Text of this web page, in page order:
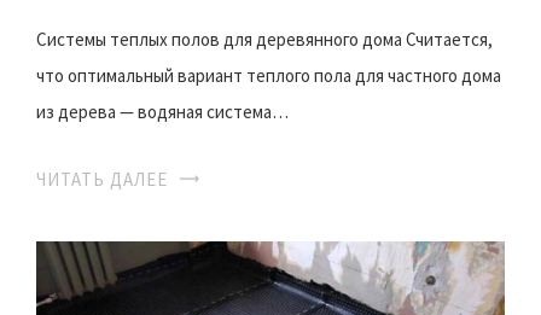
Системы теплых полов для деревянного дома Считается,
что оптимальный вариант теплого пола для частного дома
из дерева — водяная система…
ЧИТАТЬ ДАЛЕЕ